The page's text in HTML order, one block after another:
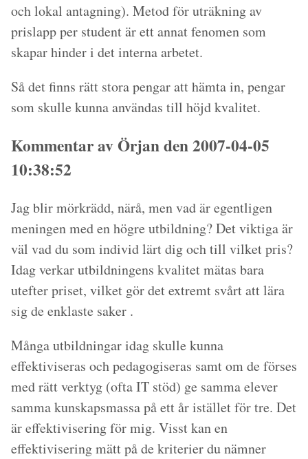
och lokal antagning). Metod för uträkning av
prislapp per student är ett annat fenomen som
skapar hinder i det interna arbetet.
Så det finns rätt stora pengar att hämta in, pengar
som skulle kunna användas till höjd kvalitet.
Kommentar av Örjan den 2007-04-05
10:38:52
Jag blir mörkrädd, närå, men vad är egentligen
meningen med en högre utbildning? Det viktiga är
väl vad du som individ lärt dig och till vilket pris?
Idag verkar utbildningens kvalitet mätas bara
utefter priset, vilket gör det extremt svårt att lära
sig de enklaste saker .
Många utbildningar idag skulle kunna
effektiviseras och pedagogiseras samt om de förses
med rätt verktyg (ofta IT stöd) ge samma elever
samma kunskapsmassa på ett år istället för tre. Det
är effektivisering för mig. Visst kan en
effektivisering mätt på de kriterier du nämner